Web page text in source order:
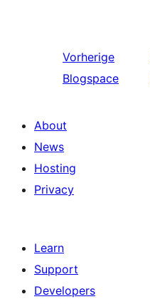
Vorherige
Blogspace
About
News
Hosting
Privacy
Learn
Support
Developers